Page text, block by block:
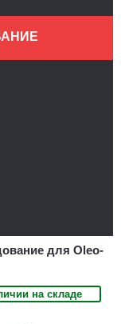
для Oleo-
на складе